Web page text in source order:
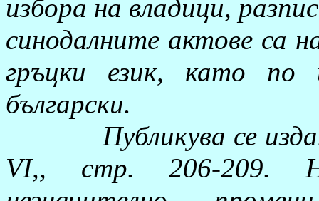
избора на владици,
синодалните актове са
гръцки език, като по
български.
Публикува се
VІ,, стр. 206-209.